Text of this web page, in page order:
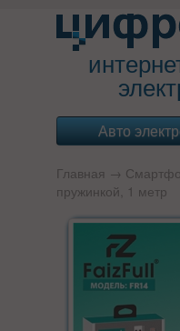
Авто
Главная →
пружинкой, 1 метр